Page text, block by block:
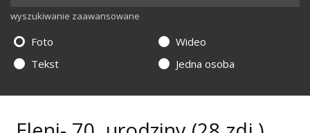
wyszukiwanie zaawansowane
Foto
Wideo
Tekst
Jedna osoba